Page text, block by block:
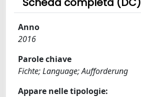
Anno
2016
Parole chiave
Fichte; Language; Aufforderung
Appare nelle tipologie: